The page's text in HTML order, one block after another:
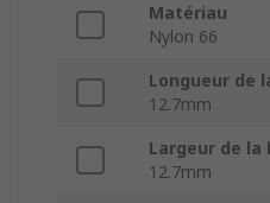
Matériau
Nylon 66
Longueur de
12.7mm
Largeur de la
12.7mm